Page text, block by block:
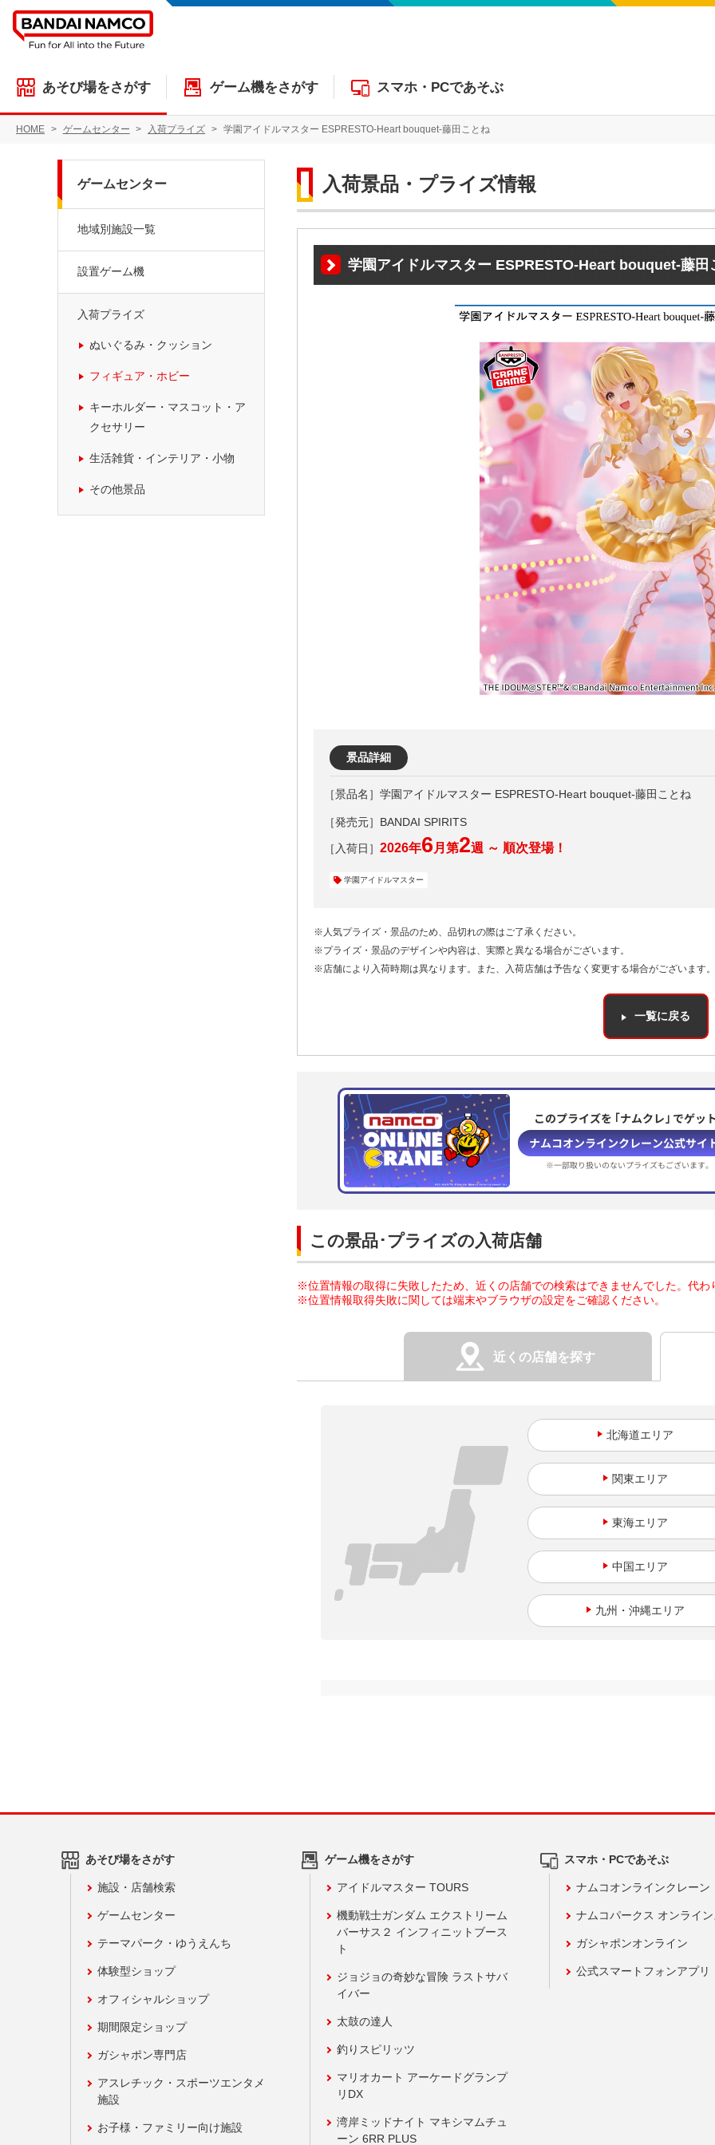
あそび場をさがす ゲーム機をさがす スマホ・PCであそぶ
HOME ゲームセンター 入荷プライズ 学園アイドルマスター ESPRESTO-Heart bouquet-藤田ことね学園アイドルマスター ESPRESTO-Heart bouquet-
入荷景品・プライズ情報
学園アイドルマスター ESPRESTO-Heart bouquet-藤田
景品詳細
学園アイドルマスター ESPRESTO-Heart bouquet-藤田ことね
［発売元］BANDAI SPIRITS
2026年6 月第2週 ～ 順次登場！
学園アイドルマスター
※人気プライズ・景品のため、品切れの際はご了承ください。
※プライズ・景品のデザインや内容は、実際と異なる場合がございます。
※店舗により入荷時期は異なります。また、入荷店舗は予告なく変更する場合がございます。
一覧に戻る
このプライズを ｢ナムクレ｣ でゲッ
ナムコオンラインクレーン公式サイ
※一部取り扱いのないプライズもございます。
この景品･プライズの入荷店舗
※位置情報の取得に失敗したため、近くの店舗での検索はできませんでした。代
※位置情報取得失敗に関しては端末やブラウザの設定をご確認ください。
近くの店舗を探す
北海道
関東
東海
中国
九州・沖縄
ゲームセンター
地域別施設一覧
設置ゲーム機
入荷プライズ
ぬいぐるみ・クッション
フィギュア・ホビー
キーホルダー・マスコット・ア
クセサリー
生活雑貨・インテリア・小物
その他景品
あそび場をさがす
施設・店舗検索
ゲームセンター
テーマパーク・ゆうえんち
体験型ショップ
オフィシャルショップ
期間限定ショップ
ガシャポン専門店
アスレチック・スポーツエンタメ
施設
お子様・ファミリー向け施設
ゲーム機をさがす
アイドルマスター TOURS
機動戦士ガンダム エクストリーム
バーサス２ インフィニットブース
ト
ジョジョの奇妙な冒険 ラストサバ
イバー
太鼓の達人
釣りスピリッツ
マリオカート アーケードグランプ
リDX
湾岸ミッドナイト マキシマムチュ
ーン 6RR PLUS
スマホ・PCであそぶ
ナムコオンラインクレーン
ナムコパークス オンライ
ガシャポンオンライン
公式スマートフォンアプリ